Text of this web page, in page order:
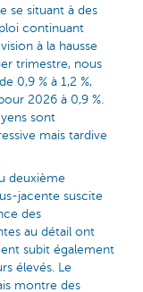
se situant à des
continuant
à la hausse
trimestre, nous
0,9 % à 1,2 %,
2026 à 0,9 %.
sont
mais tardive
deuxième
jacente suscite
des
au détail ont
subit également
élevés. Le
montre des